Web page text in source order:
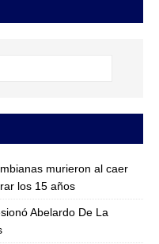
murieron al caer
los 15 años
Abelardo De La